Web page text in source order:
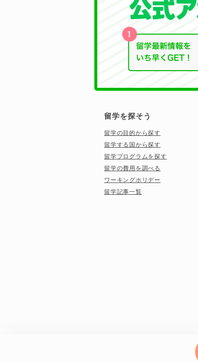
留学を探そう
留学の目的から探す
留学する国から探す
留学プログラムを探す
留学の費用を調べる
ワーキングホリデー
留学記事一覧